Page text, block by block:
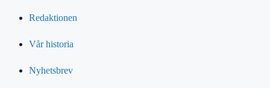
Redaktionen
Vår historia
Nyhetsbrev